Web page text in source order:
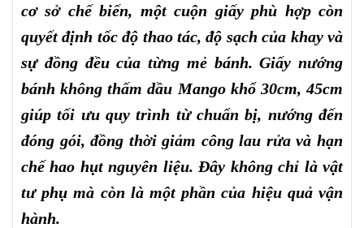
cơ sở chế biến, một cuộn giấy phù hợp còn
quyết định tốc độ thao tác, độ sạch của khay và
sự đồng đều của từng mẻ bánh. Giấy nướng
bánh không thấm dầu Mango khổ 30cm, 45cm
giúp tối ưu quy trình từ chuẩn bị, nướng đến
đóng gói, đồng thời giảm công lau rửa và hạn
chế hao hụt nguyên liệu. Đây không chỉ là vật
tư phụ mà còn là một phần của hiệu quả vận
hành.